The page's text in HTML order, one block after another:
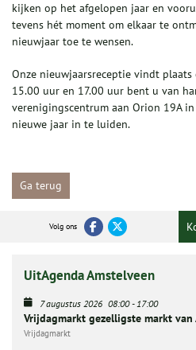
kijken op het afgelopen jaar en
tevens hét moment om elkaar te
nieuwjaar toe te wensen.
Onze nieuwjaarsreceptie vindt plaats
15.00 uur en 17.00 uur bent u van
verenigingscentrum aan Orion 19A
nieuwe jaar in te luiden.
Ga terug
Volg ons
UitAgenda Amstelveen
7 augustus 2026 08:00-17:00
Vrijdagmarkt gezelligste markt van
Vrijdagmarkt